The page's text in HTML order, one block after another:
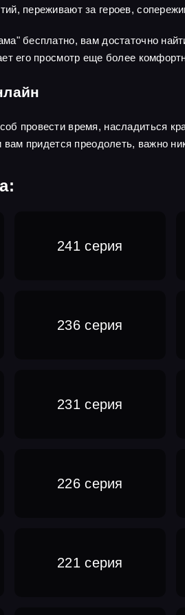
переживают за героев,
бесплатно, вам достаточно
его просмотр еще более
провести время, насладиться
придется преодолеть, важно
241 серия
236 серия
231 серия
226 серия
221 серия